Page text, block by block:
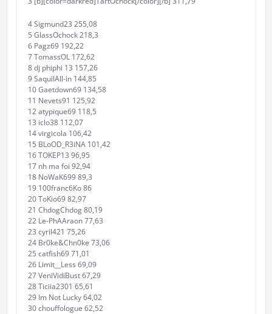
4 Sigmund23 255,08
5 GlassOchock 218,3
6 Pagz69 192,22
7 TomassOL 172,62
8 dj phiphi 13 157,26
9 SaquilAll-in 144,85
10 Gaetdown69 134,58
11 Nevets91 125,92
12 atypique69 118,5
13 iclo38 112,07
14 virgicola 106,42
15 BLoOD_R3iNA 101,42
16 TOKEP13 96,95
17 nh ma foi 92,94
18 NoWaK699 89,3
19 100franc6Ko 86
20 ToKio69 82,97
21 ChdogChdog 80,19
22 Le-PhAAraon 77,63
23 cyril421 75,26
24 Br0ke&Chn0ke 73,06
25 catfish69 71,01
26 Limit__Less 69,09
27 VeniVidiBust 67,29
28 Ticiia2301 65,61
29 Im Not Lucky 64,02
30 chouffologue 62,52